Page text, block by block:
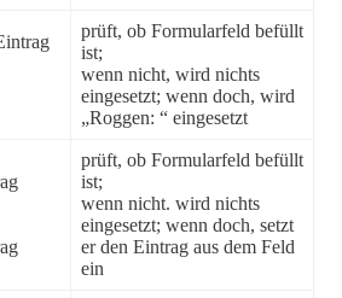
prüft, ob Formularfeld befüllt
ist;
wenn nicht, wird nichts
eingesetzt; wenn doch, wird
„Roggen: “ eingesetzt
prüft, ob Formularfeld befüllt
ist;
wenn nicht. wird nichts
eingesetzt; wenn doch, setzt
er den Eintrag aus dem Feld
ein